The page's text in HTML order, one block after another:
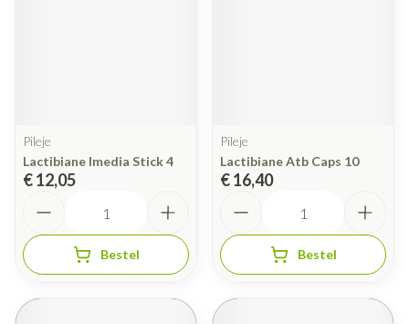
Pileje
Lactibiane Imedia Stick 4
€ 12,05
Bestel
Pileje
Lactibiane Atb Caps 10
€ 16,40
Bestel